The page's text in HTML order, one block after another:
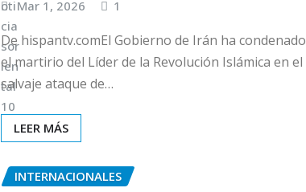
Mar 1, 2026
1
De hispantv.comEl Gobierno de Irán ha condenado
el martirio del Líder de la Revolución Islámica en el
salvaje ataque de…
LEER MÁS
INTERNACIONALES